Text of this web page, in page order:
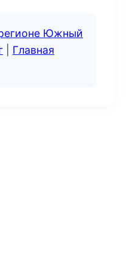
Южный
Главная